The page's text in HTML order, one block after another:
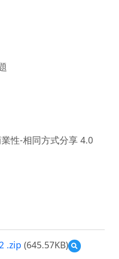
性-相同方式分享 4.0
.zip (645.57KB)
預
覽